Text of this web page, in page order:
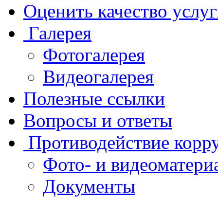
Оценить качество
Галерея
Фотогалерея
Видеогалерея
Полезные ссылки
Вопросы и ответы
Противодействие
Фото- и
Документы